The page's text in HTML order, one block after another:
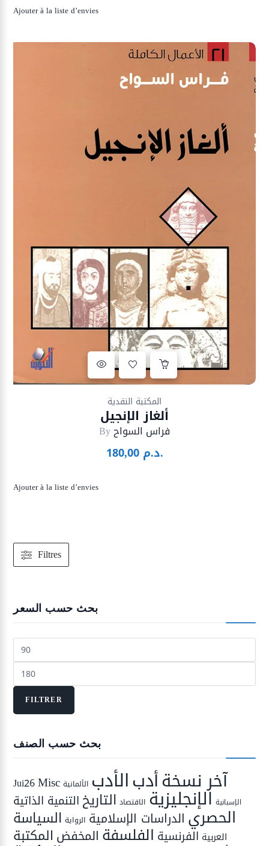
Ajouter à la liste d’envies
المكتبة النقدية
ألغاز الإنجيل
Byفراس السواح
180,00 د.م.
Ajouter à la liste d’envies
Filtres
بحث حسب السعر
Prix
min
Prix
max
FILTRER
بحث حسب الصنف
Jui26Misc آخر نسخةأدبالأدب الألمانية
الإسبانية الإنجليزية الاقتصاد التاريخ التنمية الذاتية
الحصري الدراسات الإسلامية الرواية السياسة
العربية الفرنسية الفلسفة المخفض المكتبة